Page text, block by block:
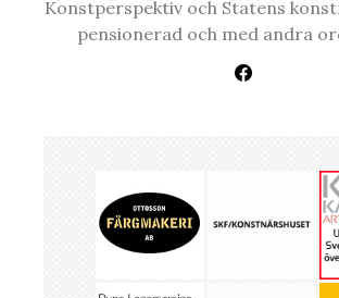
Konstperspektiv och Statens
pensionerad och med andra